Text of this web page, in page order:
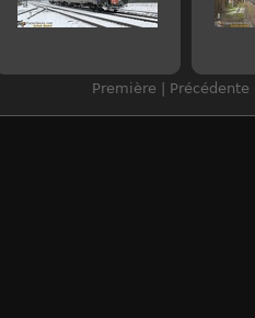
Première | Précédente |